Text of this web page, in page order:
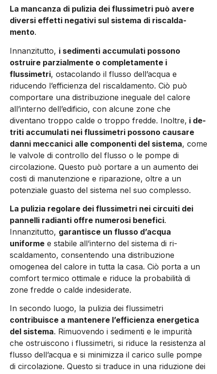
La mancanza di pulizia dei flus­simetri può avere
diversi effetti negativi sul sistema di riscalda­
mento.
Innanzitutto, i sedimenti accu­mulati possono
ostruire par­zialmente o completamente i
flussimetri, ostacolando il flus­so dell’acqua e
riducendo l’ef­ficienza del riscaldamento. Ciò può
comportare una distribu­zione ineguale del calore
all’in­terno dell’edificio, con alcune zone che
diventano troppo cal­de o troppo fredde. Inoltre, i de­
triti accumulati nei flussimetri possono causare
danni mecca­nici alle componenti del siste­ma, come
le valvole di controllo del flusso o le pompe di
circola­zione. Questo può portare a un aumento dei
costi di manuten­zione e riparazione, oltre a un
potenziale guasto del sistema nel suo complesso.
La pulizia regolare dei flussi­metri nei circuiti dei
pannel­li radianti offre numerosi bene­fici.
Innanzitutto, garantisce un flusso d’acqua
uniforme e sta­bile all’interno del sistema di ri­
scaldamento, consentendo una distribuzione
omogenea del ca­lore in tutta la casa. Ciò porta a un
comfort termico ottima­le e riduce la probabilità di
zone fredde o calde indesiderate.
In secondo luogo, la pulizia dei flussimetri
contribuisce a man­tenere l’efficienza energetica
del sistema. Rimuovendo i se­dimenti e le impurità
che ostru­iscono i flussimetri, si riduce la resistenza al
flusso dell’acqua e si minimizza il carico sulle pom­pe
di circolazione. Questo si tra­duce in una riduzione dei